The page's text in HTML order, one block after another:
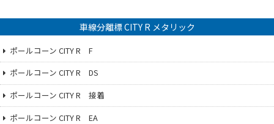
車線分離標 CITY R メタリック
ポールコーン CITY R F
ポールコーン CITY R DS
ポールコーン CITY R 接着
ポールコーン CITY R EA